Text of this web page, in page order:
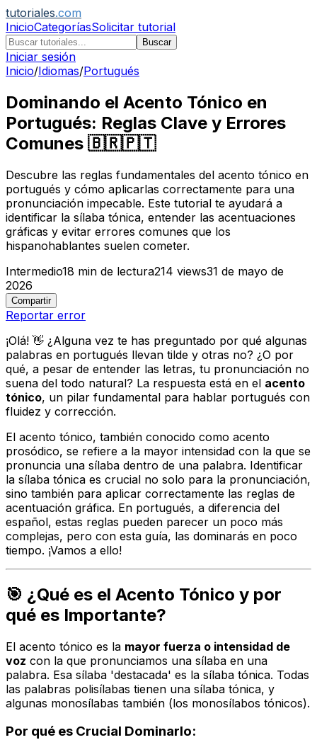
tutoriales.com
InicioCategoríasSolicitar tutorial
Buscar
Iniciar sesión
Inicio/Idiomas/Portugués
Dominando el Acento Tónico en
Portugués: Reglas Clave y Errores
Comunes 🇧🇷🇵🇹
Descubre las reglas fundamentales del acento tónico en
portugués y cómo aplicarlas correctamente para una
pronunciación impecable. Este tutorial te ayudará a
identificar la sílaba tónica, entender las acentuaciones
gráficas y evitar errores comunes que los
hispanohablantes suelen cometer.
Intermedio18 min de lectura214 views31 de mayo de
2026
Compartir
Reportar error
¡Olá! 👋 ¿Alguna vez te has preguntado por qué algunas
palabras en portugués llevan tilde y otras no? ¿O por
qué, a pesar de entender las letras, tu pronunciación no
suena del todo natural? La respuesta está en el acento
tónico, un pilar fundamental para hablar portugués con
fluidez y corrección.
El acento tónico, también conocido como acento
prosódico, se refiere a la mayor intensidad con la que se
pronuncia una sílaba dentro de una palabra. Identificar
la sílaba tónica es crucial no solo para la pronunciación,
sino también para aplicar correctamente las reglas de
acentuación gráfica. En portugués, a diferencia del
español, estas reglas pueden parecer un poco más
complejas, pero con esta guía, las dominarás en poco
tiempo. ¡Vamos a ello!
🎯 ¿Qué es el Acento Tónico y por
qué es Importante?
El acento tónico es la mayor fuerza o intensidad de
voz con la que pronunciamos una sílaba en una
palabra. Esa sílaba 'destacada' es la sílaba tónica. Todas
las palabras polisílabas tienen una sílaba tónica, y
algunas monosílabas también (los monosílabos tónicos).
Por qué es Crucial Dominarlo: